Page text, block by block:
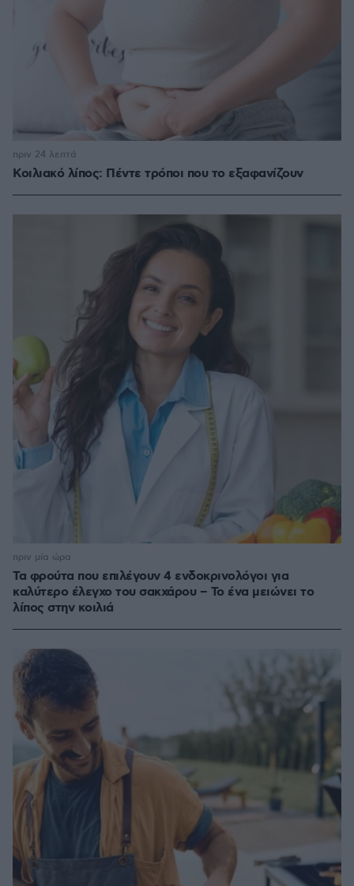
Κοιλιακό λίπος: Πέντε τρόποι που το εξαφανίζουν
πριν 24 λεπτά
Τα φρούτα που επιλέγουν 4 ενδοκρινολόγοι για
καλύτερο έλεγχο του σακχάρου – Το ένα μειώνει το
λίπος στην κοιλιά
πριν μία ώρα